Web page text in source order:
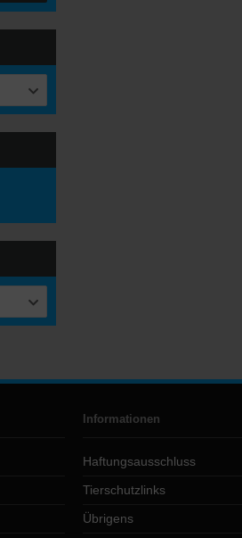
Informationen
Haftungsausschluss
Tierschutzlinks
Übrigens